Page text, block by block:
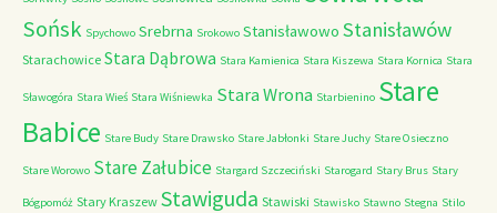
Sońsk Spychowo Srebrna Srokowo Stanisławowo Stanisławów
Starachowice Stara Dąbrowa Stara Kamienica Stara Kiszewa Stara Kornica Stara
Sławogóra Stara Wieś Stara Wiśniewka Stara Wrona Starbienino Stare
Babice Stare Budy Stare Drawsko Stare Jabłonki Stare Juchy Stare Osieczno
Stare Worowo Stare Załubice Stargard Szczeciński Starogard Stary Brus Stary
Bógpomóż Stary Kraszew Stawiguda Stawiski Stawisko Stawno Stegna Stilo